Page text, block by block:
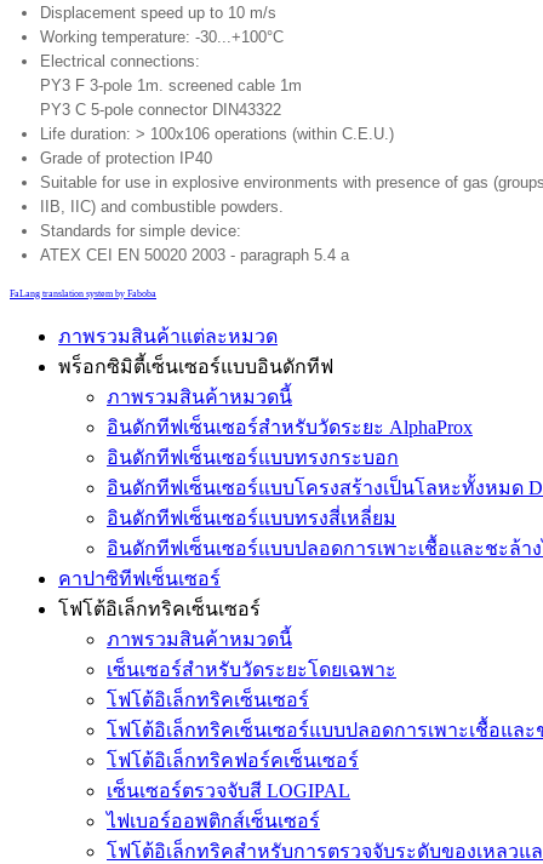
Displacement speed up to 10 m/s
Working temperature: -30...+100°C
Electrical connections:
PY3 F 3-pole 1m. screened cable 1m
PY3 C 5-pole connector DIN43322
Life duration: > 100x106 operations (within C.E.U.)
Grade of protection IP40
Suitable for use in explosive environments with presence of gas
IIB, IIC) and combustible powders.
Standards for simple device:
ATEX CEI EN 50020 2003 - paragraph 5.4 a
FaLang translation system by Faboba
ภาพรวมสินค้าแต่ละหมวด
พร็อกซิมิตี้เซ็นเซอร์แบบอินดักทีฟ
ภาพรวมสินค้าหมวดนี้
อินดักทีฟเซ็นเซอร์สำหรับวัดระยะ AlphaProx
อินดักทีฟเซ็นเซอร์แบบทรงกระบอก
อินดักทีฟเซ็นเซอร์แบบโครงสร้างเป็นโลหะทั้งหมด
อินดักทีฟเซ็นเซอร์แบบทรงสี่เหลี่ยม
อินดักทีฟเซ็นเซอร์แบบปลอดการเพาะเชื้อและชะล้า
คาปาซิทีฟเซ็นเซอร์
โฟโต้อิเล็กทริคเซ็นเซอร์
ภาพรวมสินค้าหมวดนี้
เซ็นเซอร์สำหรับวัดระยะโดยเฉพาะ
โฟโต้อิเล็กทริคเซ็นเซอร์
โฟโต้อิเล็กทริคเซ็นเซอร์แบบปลอดการเพาะเชื้อและ
โฟโต้อิเล็กทริคฟอร์คเซ็นเซอร์
เซ็นเซอร์ตรวจจับสี LOGIPAL
ไฟเบอร์ออพติกส์เซ็นเซอร์
โฟโต้อิเล็กทริคสำหรับการตรวจจับระดับของเหลวแ